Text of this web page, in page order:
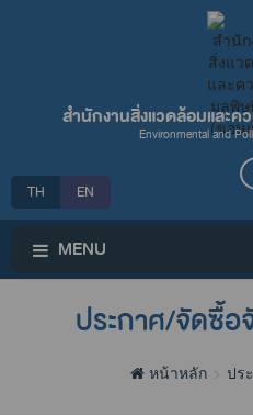
สำนักงานสิ่งแวดล้อมและ
Environmental and
TH EN
MENU
ประกาศ/จัดซื้
หน้าหลัก ปร